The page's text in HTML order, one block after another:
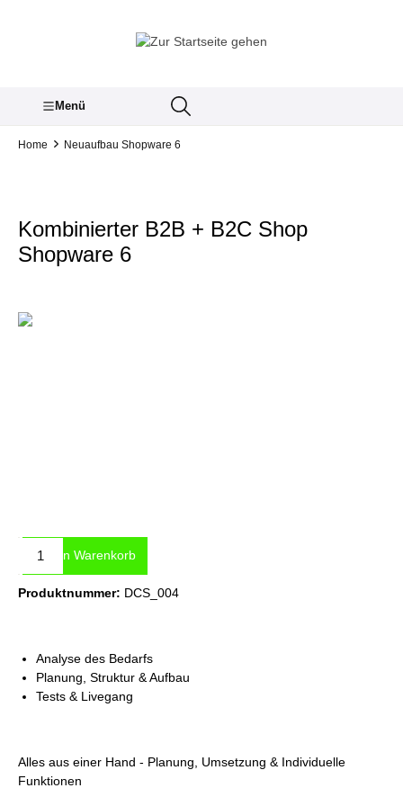
Menü
Home Neuaufbau Shopware 6
Kombinierter B2B + B2C Shop
Shopware 6
In den Warenkorb
Produktnummer: DCS_004
Analyse des Bedarfs
Planung, Struktur & Aufbau
Tests & Livegang
Alles aus einer Hand - Planung, Umsetzung & Individuelle
Funktionen